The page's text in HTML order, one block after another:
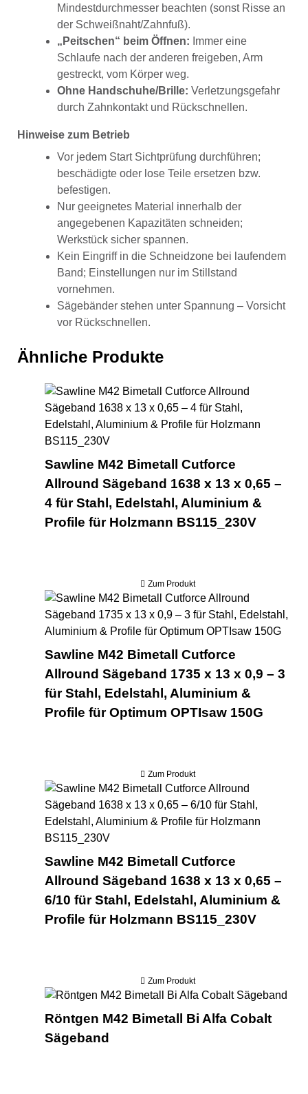
Mindestdurchmesser beachten (sonst Risse an
der Schweißnaht/Zahnfuß).
„Peitschen“ beim Öffnen: Immer eine
Schlaufe nach der anderen freigeben, Arm
gestreckt, vom Körper weg.
Ohne Handschuhe/Brille: Verletzungsgefahr
durch Zahnkontakt und Rückschnellen.
Hinweise zum Betrieb
Vor jedem Start Sichtprüfung durchführen;
beschädigte oder lose Teile ersetzen bzw.
befestigen.
Nur geeignetes Material innerhalb der
angegebenen Kapazitäten schneiden;
Werkstück sicher spannen.
Kein Eingriff in die Schneidzone bei laufendem
Band; Einstellungen nur im Stillstand
vornehmen.
Sägebänder stehen unter Spannung – Vorsicht
vor Rückschnellen.
Ähnliche Produkte
Sawline M42 Bimetall Cutforce
Allround Sägeband 1638 x 13 x 0,65 –
4 für Stahl, Edelstahl, Aluminium &
Profile für Holzmann BS115_230V
Zum Produkt
Sawline M42 Bimetall Cutforce
Allround Sägeband 1735 x 13 x 0,9 – 3
für Stahl, Edelstahl, Aluminium &
Profile für Optimum OPTIsaw 150G
Zum Produkt
Sawline M42 Bimetall Cutforce
Allround Sägeband 1638 x 13 x 0,65 –
6/10 für Stahl, Edelstahl, Aluminium &
Profile für Holzmann BS115_230V
Zum Produkt
Röntgen M42 Bimetall Bi Alfa Cobalt
Sägeband